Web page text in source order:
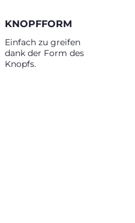
KNOPFFORM
Einfach zu greifen
dank der Form des
Knopfs.